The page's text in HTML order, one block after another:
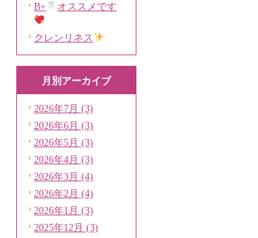
B+
オススメです
クレンリネス
月別アーカイブ
2026年7月 (3)
2026年6月 (3)
2026年5月 (3)
2026年4月 (3)
2026年3月 (4)
2026年2月 (4)
2026年1月 (3)
2025年12月 (3)